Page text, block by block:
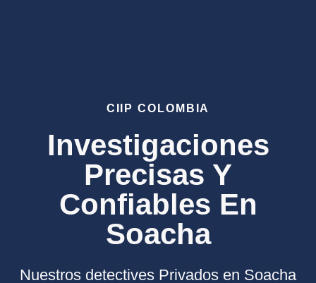
CIIP COLOMBIA
Investigaciones
Precisas Y
Confiables En
Soacha
Nuestros detectives Privados en Soacha